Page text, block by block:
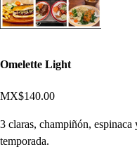
Omelette Light
MX$140.00
3 claras, champiñón,
temporada.